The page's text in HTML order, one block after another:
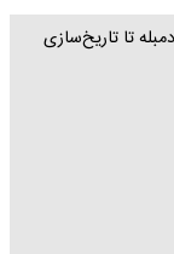
دمبله تا تاریخ‌سازی